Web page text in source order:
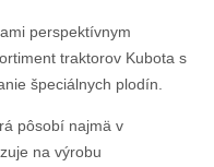
perspektívnym
traktorov Kubota s
špeciálnych plodín.
pôsobí najmä v
na výrobu